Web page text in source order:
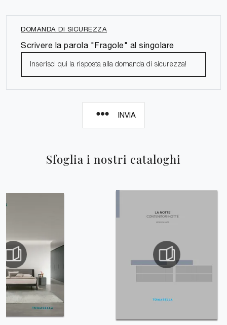
Sfoglia i nostri cataloghi
DOMANDA DI SICUREZZA
Scrivere la parola "Fragole" al singolare
INVIA